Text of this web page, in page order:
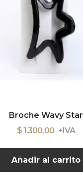
Broche Wavy Star
$ 1.300,00
Añadir al carrito